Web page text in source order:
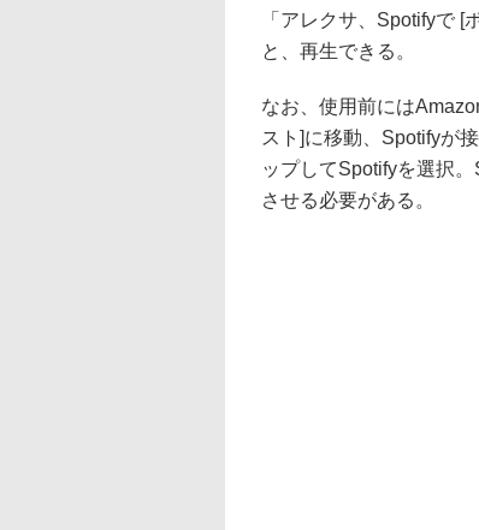
「アレクサ、Spotifyで [
と、再生できる。
なお、使用前には
スト]に移動、Spotifyが
ップしてSpotifyを選択
させる必要がある。